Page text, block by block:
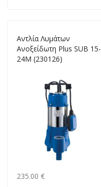
Αντλία Λυμάτων
Ανοξείδωτη Plus SUB 15-
24Μ (230126)
235.00 €